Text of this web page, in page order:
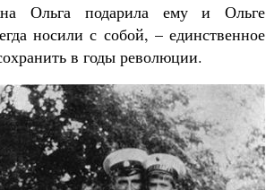
Ольга подарила ему и Ольге
носили с собой, – единственное
в годы революции.